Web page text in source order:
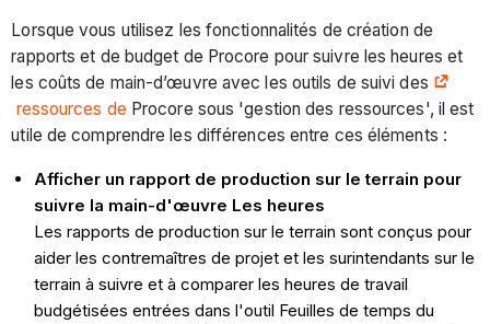
Lorsque vous utilisez les fonctionnalités de création de
rapports et de budget de Procore pour suivre les heures et
les coûts de main-d’œuvre avec les outils de suivi des
ressources de Procore sous 'gestion des ressources', il est
utile de comprendre les différences entre ces éléments :
Afficher un rapport de production sur le terrain pour
suivre la main-d'œuvre Les heures
Les rapports de production sur le terrain sont conçus pour
aider les contremaîtres de projet et les surintendants sur le
terrain à suivre et à comparer les heures de travail
budgétisées entrées dans l'outil Feuilles de temps du